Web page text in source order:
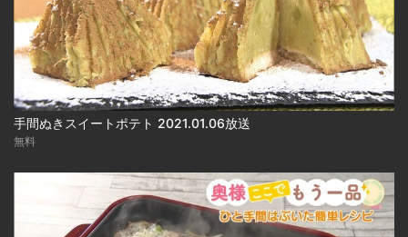
手間ぬきスイートポテト 2021.01.06放送
無料